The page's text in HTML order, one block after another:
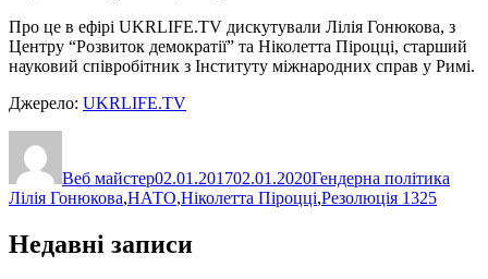
Про це в ефірі UKRLIFE.TV дискутували Лілія Гонюкова, з
Центру “Розвиток демократії” та Ніколетта Піроцці, старший
науковий співробітник з Інституту міжнародних справ у Римі.
Джерело: UKRLIFE.TV
Веб майстер02.01.201702.01.2020Гендерна політика
Лілія Гонюкова,НАТО,Ніколетта Піроцці,Резолюція 1325
Недавні записи